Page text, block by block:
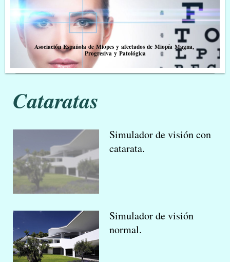
Asociación Española de Miopes y afectados de Miopía Magna,
Progresiva y Patológica
Cataratas
Simulador de visión con
catarata.
Simulador de visión
normal.